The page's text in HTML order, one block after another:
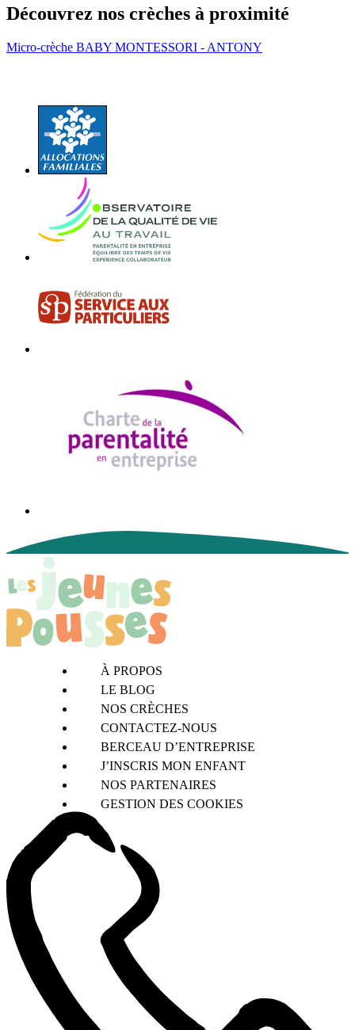
Découvrez nos crèches à proximité
Micro-crèche BABY MONTESSORI - ANTONY
À PROPOS
LE BLOG
NOS CRÈCHES
CONTACTEZ-NOUS
BERCEAU D’ENTREPRISE
J’INSCRIS MON ENFANT
NOS PARTENAIRES
GESTION DES COOKIES